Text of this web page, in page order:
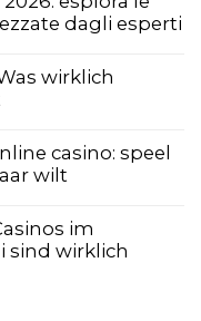
dagli esperti
wirklich
casino: speel
wilt
im
sind wirklich